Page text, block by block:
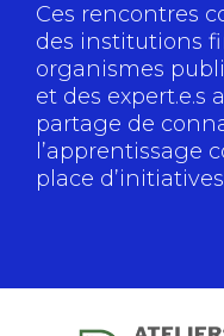
Ces rencontres
des institutions
organismes
et des expert.e.s
partage de
l’apprentissage
place